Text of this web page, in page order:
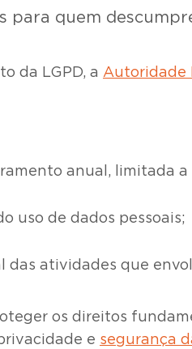
para quem
da LGPD, a Autoridade
anual, limitada a
uso de dados pessoais;
das atividades que
os direitos
e segurança